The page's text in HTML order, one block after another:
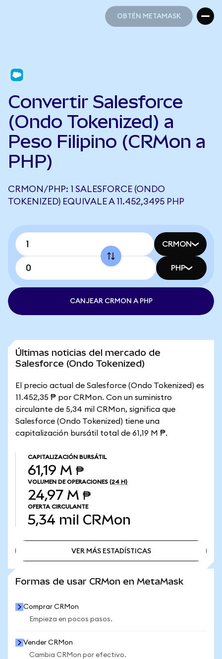
OBTÉN METAMASK
Convertir Salesforce
(Ondo Tokenized) a
Peso Filipino (CRMon a
PHP)
CRMON/PHP: 1 SALESFORCE (ONDO
TOKENIZED) EQUIVALE A 11.452,3495 PHP
CRMON
PHP
CANJEAR CRMON A PHP
Últimas noticias del mercado de
Salesforce (Ondo Tokenized)
El precio actual de Salesforce (Ondo Tokenized) es
11.452,35 ₱ por CRMon. Con un suministro
circulante de 5,34 mil CRMon, significa que
Salesforce (Ondo Tokenized) tiene una
capitalización bursátil total de 61,19 M ₱.
CAPITALIZACIÓN BURSÁTIL
61,19 M ₱
VOLUMEN DE OPERACIONES (24 H)
24,97 M ₱
OFERTA CIRCULANTE
5,34 mil CRMon
VER MÁS ESTADÍSTICAS
Formas de usar CRMon en MetaMask
Comprar CRMon
Empieza en pocos pasos.
Vender CRMon
Cambia CRMon por efectivo.